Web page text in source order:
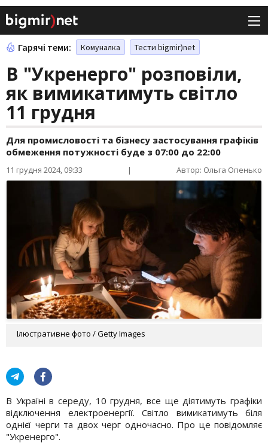
Гарячі теми: Комуналка Тести bigmir)net
В "Укренерго" розповіли,
як вимикатимуть світло
11 грудня
Для промисловості та бізнесу застосування графіків
обмеження потужності буде з 07:00 до 22:00
11 грудня 2024, 09:33 | Автор: Ольга Опенько
Ілюстративне фото / Getty Images
В Україні в середу, 10 грудня, все ще діятимуть графіки
відключення електроенергії. Світло вимикатимуть біля
однієї черги та двох черг одночасно. Про це повідомляє
"Укренерго".